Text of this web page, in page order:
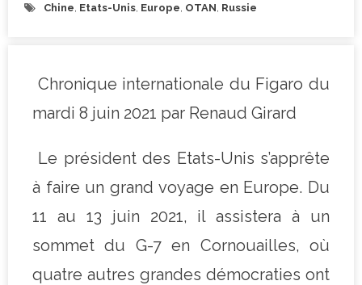
Chine Etats-Unis Europe OTAN Russie
Chronique internationale du Figaro du
mardi 8 juin 2021 par Renaud Girard
Le président des Etats-Unis s’apprête
à faire un grand voyage en Europe. Du
11 au 13 juin 2021, il assistera à un
sommet du G-7 en Cornouailles, où
quatre autres grandes démocraties ont